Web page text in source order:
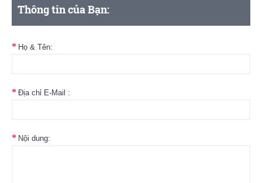
Thông tin của Bạn:
Họ & Tên:
Địa chỉ E-Mail :
Nội dung: